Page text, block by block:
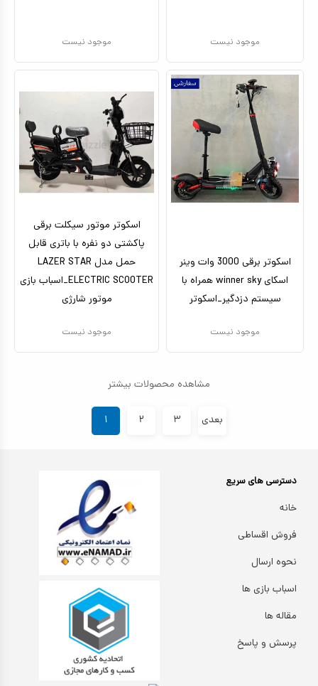
موجود نیست موجود نیست
اسکوتر برقی 3000 وات وینر
اسکای winner sky همراه با
سیستم دزدگیر_اسکوتر
موجود نیست
اسکوتر موتور سیکلت برقی
پاکشتی دو نفره با باتری قابل
حمل مدل LAZER STAR
ELECTRIC SCOOTER_اسباب بازی
موتور شارژی
موجود نیست
مشاهده محصولات بیشتر
۱ ۲ ۳ بعدی
دسترسی های سریع
خانه
فروش اقساطی
نحوه ارسال
اسباب بازی ها
مقاله ها
پرسش و پاسخ